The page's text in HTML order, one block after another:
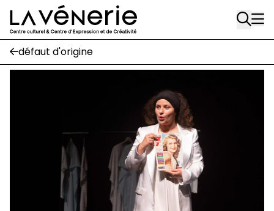
Aller au contenu principal
Rue Gratès, 3
1170 Watermael-Boitsfort
02 663 85 50
suivez-nous
Journal Vénerie
- version papier
Newsletter
défaut d'origine